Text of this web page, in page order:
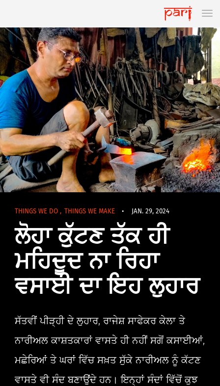
THINGS WE DO , THINGS WE MAKE • JAN. 29, 2024
ਲੋਹਾ ਕੁੱਟਣ ਤੱਕ ਹੀ
ਮਹਿਦੂਦ ਨਾ ਰਿਹਾ
ਵਸਾਈ ਦਾ ਇਹ ਲੁਹਾਰ
ਸੱਤਵੀਂ ਪੀੜ੍ਹੀ ਦੇ ਲੁਹਾਰ, ਰਾਜੇਸ਼ ਸਾਫੇਕਰ ਕੇਲਾ ਤੇ
ਨਾਰੀਅਲ ਕਾਸ਼ਤਕਾਰਾਂ ਵਾਸਤੇ ਹੀ ਨਹੀਂ ਸਗੋਂ ਕਸਾਈਆਂ,
ਮਛੇਰਿਆਂ ਤੇ ਘਰਾਂ ਵਿੱਚ ਸਖ਼ਤ ਸੁੱਕੇ ਨਾਰੀਅਲ ਨੂੰ ਕੱਟਣ
ਵਾਸਤੇ ਵੀ ਸੰਦ ਬਣਾਉਂਦੇ ਹਨ। ਇਨ੍ਹਾਂ ਸੰਦਾਂ ਵਿੱਚੋਂ ਕੁਝ